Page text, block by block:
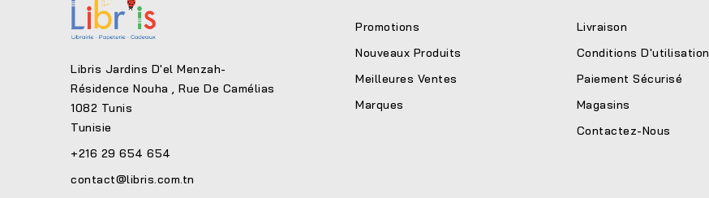
Libris Jardins D'el Menzah-
Résidence Nouha , Rue De Camélias
1082 Tunis
Tunisie
+216 29 654 654
contact@libris.com.tn
Promotions
Nouveaux Produits
Meilleures Ventes
Marques
Livraison
Conditions D'utilisation
Paiement Sécurisé
Magasins
Contactez-Nous